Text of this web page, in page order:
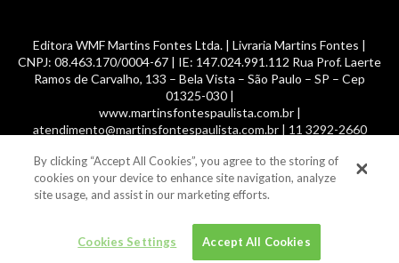
Editora WMF Martins Fontes Ltda. | Livraria Martins Fontes |
CNPJ: 08.463.170/0004-67 | IE: 147.024.991.112 Rua Prof. Laerte
Ramos de Carvalho, 133 – Bela Vista – São Paulo – SP – Cep
01325-030 |
www.martinsfontespaulista.com.br |
atendimento@martinsfontespaulista.com.br | 11 3292-2660
© 2014 -2026, MartinsFontes livros nacionais e importados,
com mais de 700 mil títulos. Todos os direitos reservados.
By clicking “Accept All Cookies”, you agree to the storing of
cookies on your device to enhance site navigation, analyze
site usage, and assist in our marketing efforts.
Cookies Settings Accept All Cookies